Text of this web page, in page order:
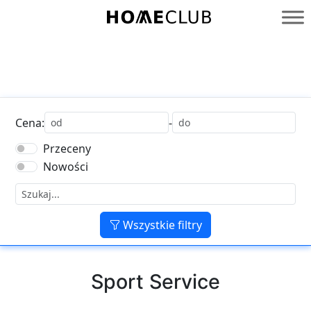
Homeclub
Cena:
-
Przeceny
Nowości
Wszystkie filtry
Sport Service